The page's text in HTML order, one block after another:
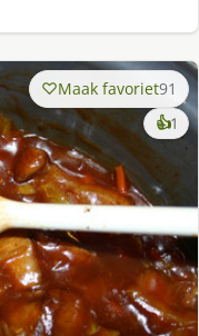
Maak favoriet91
👍1